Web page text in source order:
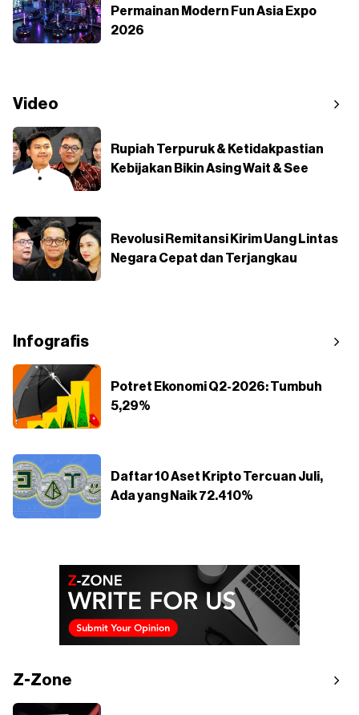
Permainan Modern Fun Asia Expo
2026
Video
Rupiah Terpuruk & Ketidakpastian
Kebijakan Bikin Asing Wait & See
Revolusi Remitansi Kirim Uang Lintas
Negara Cepat dan Terjangkau
Infografis
Potret Ekonomi Q2-2026: Tumbuh
5,29%
Daftar 10 Aset Kripto Tercuan Juli,
Ada yang Naik 72.410%
Z-Zone